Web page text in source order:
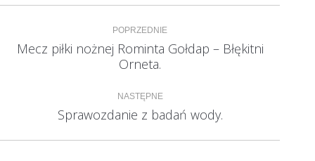
Nawigacja
wpisów
POPRZEDNIE
Poprzedni
wpis:
Mecz piłki nożnej Rominta Gołdap – Błękitni
Orneta.
NASTĘPNE
Następny
Sprawozdanie z badań wody.